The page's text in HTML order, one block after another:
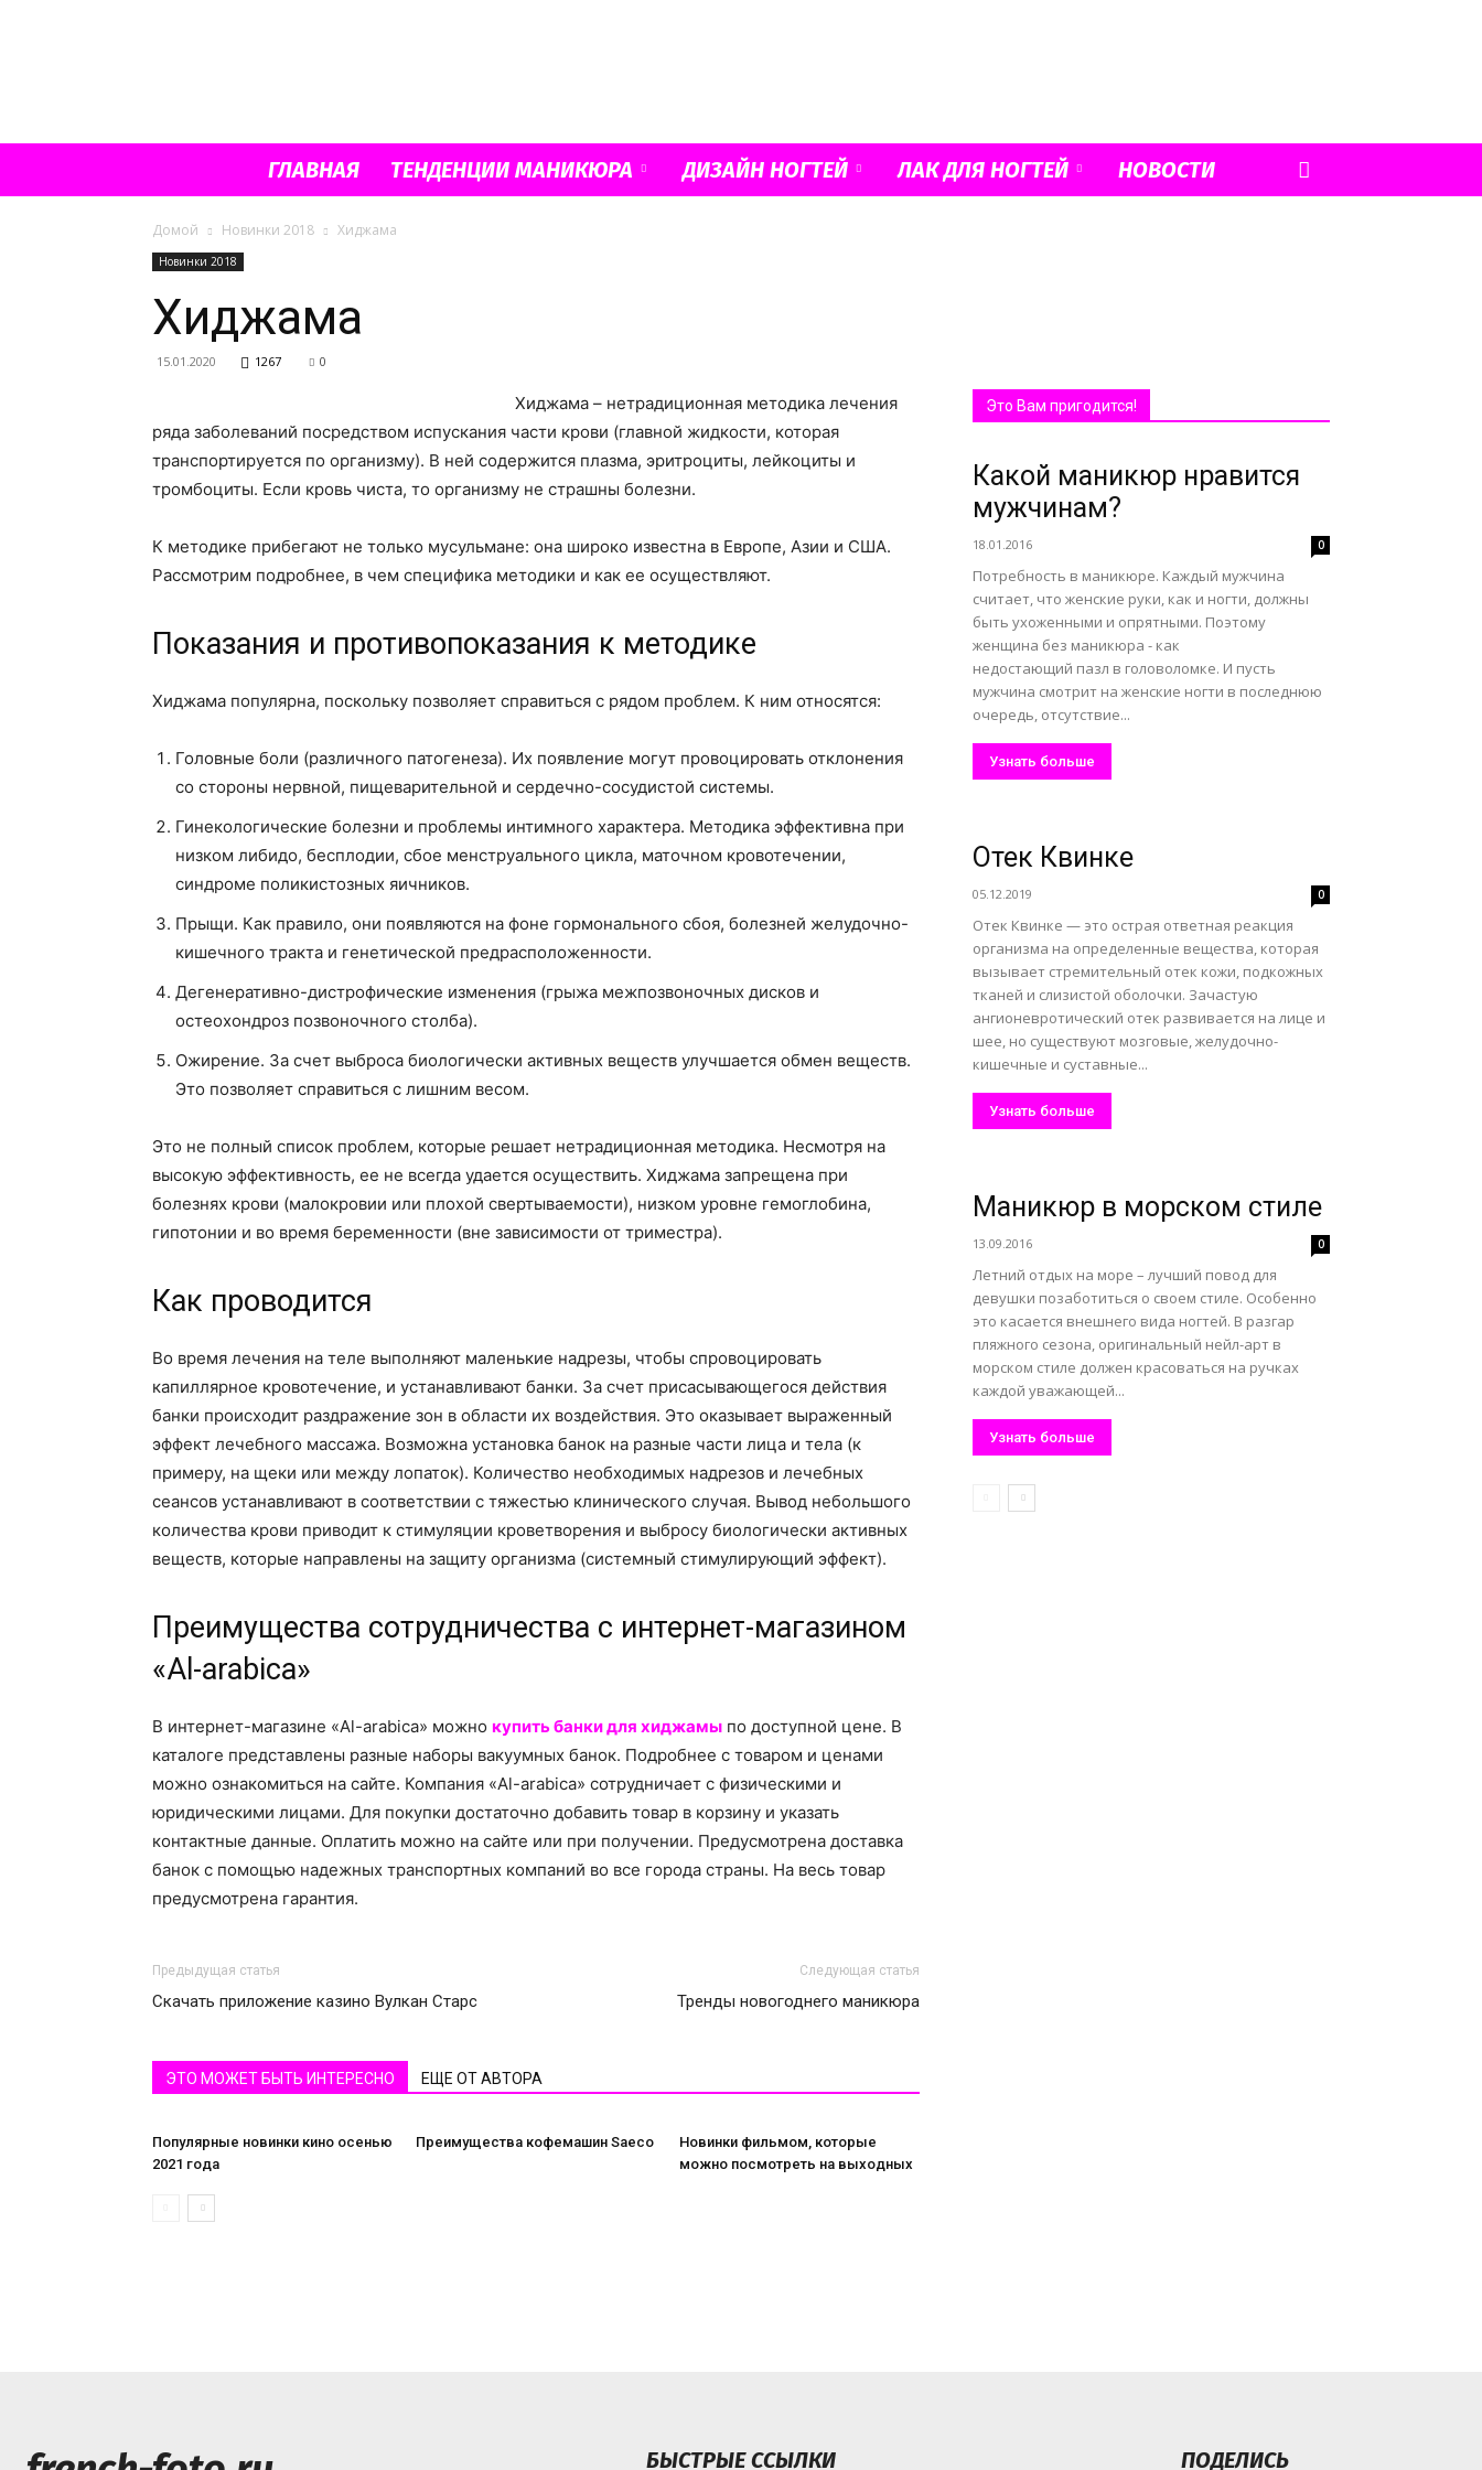
Французский
и
все
нем
ГЛАВНАЯ ТЕНДЕНЦИИ МАНИКЮРА ДИЗАЙН НОГТЕЙ ЛАК ДЛЯ НОГТЕЙ НОВОСТИ
Домой Новинки 2018 Хиджама
Новинки 2018
Хиджама
15.01.2020 1267 0
Хиджама – нетрадиционная методика лечения
ряда заболеваний посредством испускания части крови (главной жидкости, которая
транспортируется по организму). В ней содержится плазма, эритроциты, лейкоциты и
тромбоциты. Если кровь чиста, то организму не страшны болезни.
К методике прибегают не только мусульмане: она широко известна в Европе, Азии и США.
Рассмотрим подробнее, в чем специфика методики и как ее осуществляют.
Показания и противопоказания к методике
Хиджама популярна, поскольку позволяет справиться с рядом проблем. К ним относятся:
Головные боли (различного патогенеза). Их появление могут провоцировать отклонения
со стороны нервной, пищеварительной и сердечно-сосудистой системы.
Гинекологические болезни и проблемы интимного характера. Методика эффективна при
низком либидо, бесплодии, сбое менструального цикла, маточном кровотечении,
синдроме поликистозных яичников.
Прыщи. Как правило, они появляются на фоне гормонального сбоя, болезней желудочно-
кишечного тракта и генетической предрасположенности.
Дегенеративно-дистрофические изменения (грыжа межпозвоночных дисков и
остеохондроз позвоночного столба).
Ожирение. За счет выброса биологически активных веществ улучшается обмен веществ.
Это позволяет справиться с лишним весом.
Это не полный список проблем, которые решает нетрадиционная методика. Несмотря на
высокую эффективность, ее не всегда удается осуществить. Хиджама запрещена при
болезнях крови (малокровии или плохой свертываемости), низком уровне гемоглобина,
гипотонии и во время беременности (вне зависимости от триместра).
Как проводится
Во время лечения на теле выполняют маленькие надрезы, чтобы спровоцировать
капиллярное кровотечение, и устанавливают банки. За счет присасывающегося действия
банки происходит раздражение зон в области их воздействия. Это оказывает выраженный
эффект лечебного массажа. Возможна установка банок на разные части лица и тела (к
примеру, на щеки или между лопаток). Количество необходимых надрезов и лечебных
сеансов устанавливают в соответствии с тяжестью клинического случая. Вывод небольшого
количества крови приводит к стимуляции кроветворения и выбросу биологически активных
веществ, которые направлены на защиту организма (системный стимулирующий эффект).
Преимущества сотрудничества с интернет-магазином
«Al-arabica»
В интернет-магазине «Al-arabica» можно купить банки для хиджамы по доступной цене. В
каталоге представлены разные наборы вакуумных банок. Подробнее с товаром и ценами
можно ознакомиться на сайте. Компания «Al-arabica» сотрудничает с физическими и
юридическими лицами. Для покупки достаточно добавить товар в корзину и указать
контактные данные. Оплатить можно на сайте или при получении. Предусмотрена доставка
банок с помощью надежных транспортных компаний во все города страны. На весь товар
предусмотрена гарантия.
Предыдущая статья
Скачать приложение казино Вулкан Старс
Следующая статья
Тренды новогоднего маникюра
ЭТО МОЖЕТ БЫТЬ ИНТЕРЕСНО ЕЩЕ ОТ АВТОРА
Популярные новинки кино осенью
2021 года
Преимущества кофемашин Saeco
Новинки фильмом, которые
можно посмотреть на выходных
Это Вам пригодится!
Какой маникюр нравится
мужчинам?
18.01.2016 0
Потребность в маникюре. Каждый мужчина
считает, что женские руки, как и ногти, должны
быть ухоженными и опрятными. Поэтому
женщина без маникюра - как
недостающий пазл в головоломке. И пусть
мужчина смотрит на женские ногти в последнюю
очередь, отсутствие...
Узнать больше
Отек Квинке
05.12.2019 0
Отек Квинке — это острая ответная реакция
организма на определенные вещества, которая
вызывает стремительный отек кожи, подкожных
тканей и слизистой оболочки. Зачастую
ангионевротический отек развивается на лице и
шее, но существуют мозговые, желудочно-
кишечные и суставные...
Узнать больше
Маникюр в морском стиле
13.09.2016 0
Летний отдых на море – лучший повод для
девушки позаботиться о своем стиле. Особенно
это касается внешнего вида ногтей. В разгар
пляжного сезона, оригинальный нейл-арт в
морском стиле должен красоваться на ручках
каждой уважающей...
Узнать больше
БЫСТРЫЕ ССЫЛКИ ПОДЕЛИСЬ